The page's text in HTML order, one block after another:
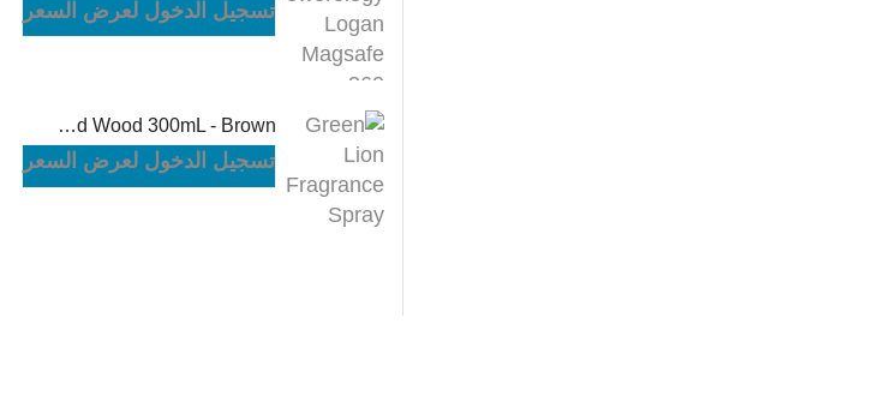
تسجيل الدخول لعرض السعر
Green Lion Fragrance Spray Oud Wood 300mL - Brown
تسجيل الدخول لعرض السعر